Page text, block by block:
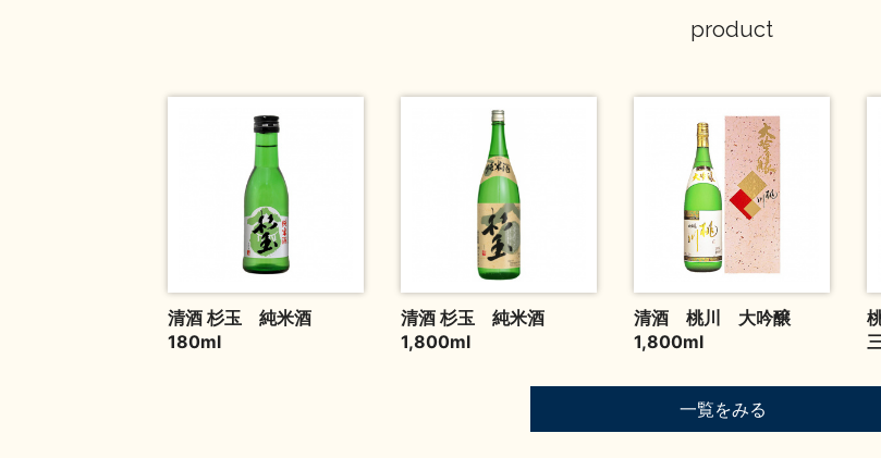
product
清酒 杉玉 純米酒
180ml
清酒 杉玉 純米酒
1,800ml
清酒 桃川 大吟醸
1,800ml
一覧をみる